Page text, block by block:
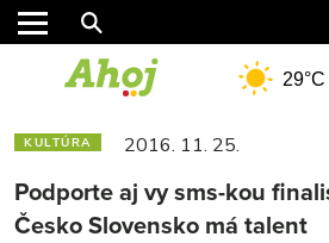
29°C
KULTÚRA 2016. 11. 25.
Podporte aj vy sms-kou
Česko Slovensko má talent